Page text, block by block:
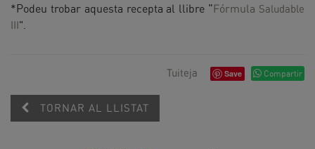
*Podeu trobar aquesta recepta al llibre "Fórmula Saludable
III".
Tuiteja Save Compartir
TORNAR AL LLISTAT